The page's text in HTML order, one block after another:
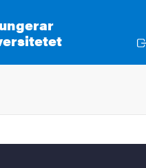
Extern länk